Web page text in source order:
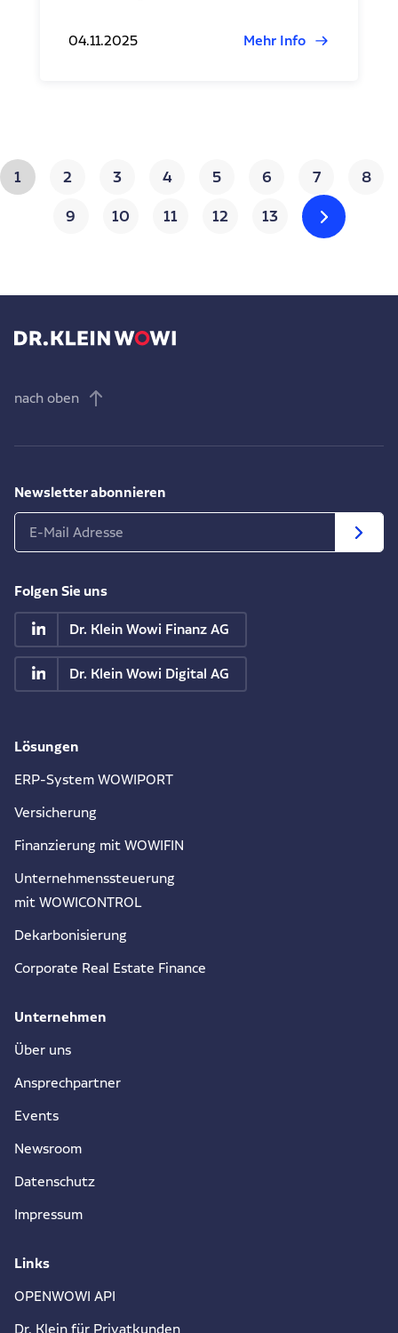
04.11.2025 Mehr Info
1 2 3 4 5 6 7 8
9 10 11 12 13
nach oben
Newsletter abonnieren
Folgen Sie uns
Dr. Klein Wowi Finanz AG
Dr. Klein Wowi Digital AG
Lösungen
ERP-System WOWIPORT
Versicherung
Finanzierung mit WOWIFIN
Unternehmenssteuerung
mit WOWICONTROL
Dekarbonisierung
Corporate Real Estate Finance
Unternehmen
Über uns
Ansprechpartner
Events
Newsroom
Datenschutz
Impressum
Links
OPENWOWI API
Dr. Klein für Privatkunden